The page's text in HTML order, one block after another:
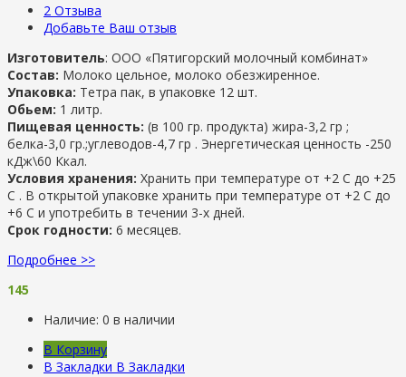
2 Отзыва
Добавьте Ваш отзыв
Изготовитель: ООО «Пятигорский молочный комбинат»
Состав: Молоко цельное, молоко обезжиренное.
Упаковка: Тетра пак, в упаковке 12 шт.
Обьем: 1 литр.
Пищевая ценность: (в 100 гр. продукта) жира-3,2 гр ;
белка-3,0 гр.;углеводов-4,7 гр . Энергетическая ценность -250
кДж\60 Ккал.
Условия хранения: Хранить при температуре от +2 С до +25
С . В открытой упаковке хранить при температуре от +2 С до
+6 С и употребить в течении 3-х дней.
Срок годности: 6 месяцев.
Подробнее >>
145
Наличие: 0 в наличии
В Корзину
В Закладки В Закладки